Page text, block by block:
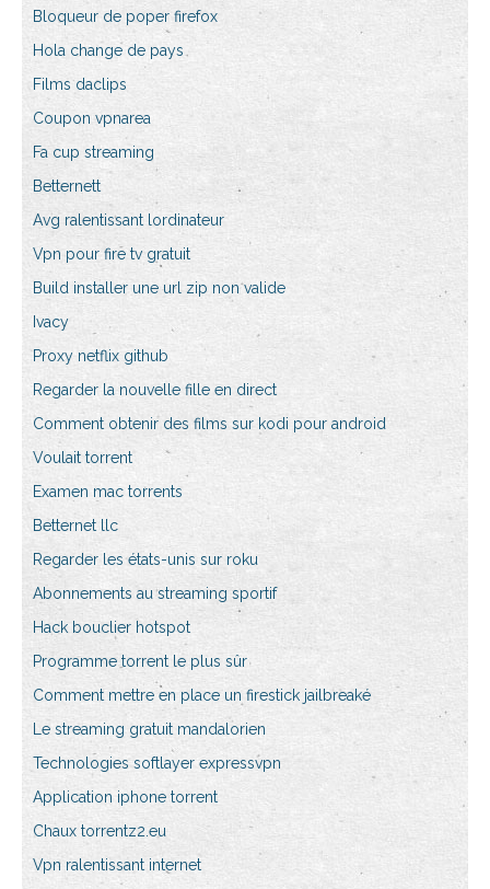
Bloqueur de poper firefox
Hola change de pays
Films daclips
Coupon vpnarea
Fa cup streaming
Betternett
Avg ralentissant lordinateur
Vpn pour fire tv gratuit
Build installer une url zip non valide
Ivacy
Proxy netflix github
Regarder la nouvelle fille en direct
Comment obtenir des films sur kodi pour android
Voulait torrent
Examen mac torrents
Betternet llc
Regarder les états-unis sur roku
Abonnements au streaming sportif
Hack bouclier hotspot
Programme torrent le plus sûr
Comment mettre en place un firestick jailbreaké
Le streaming gratuit mandalorien
Technologies softlayer expressvpn
Application iphone torrent
Chaux torrentz2.eu
Vpn ralentissant internet